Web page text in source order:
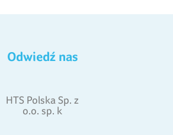
Odwiedź nas
HTS Polska Sp. z
o.o. sp. k